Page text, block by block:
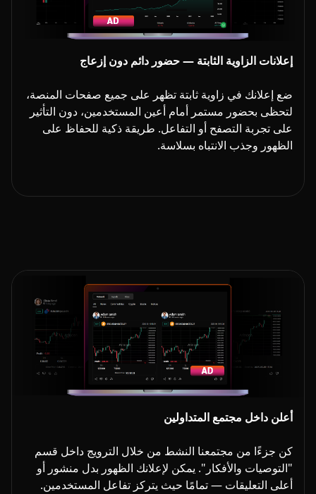
إعلانات الزاوية الثابتة — حضور دائم دون إزعاج
ضع إعلانك في زاوية ثابتة تظهر على جميع صفحات المنصة،
لتحظى بحضور مستمر أمام أعين المستخدمين، دون التأثير
على تجربة التصفح أو التفاعل. طريقة ذكية للحفاظ على
الظهور وجذب الانتباه بسلاسة.
أعلن داخل مجتمع المتداولين
كن جزءًا من مجتمعنا النشط من خلال الترويج داخل قسم
"التوصيات والأفكار". يمكن لإعلانك الظهور بدل منشور أو
أعلى التعليقات — تمامًا حيث يتركز تفاعل المستخدمين.